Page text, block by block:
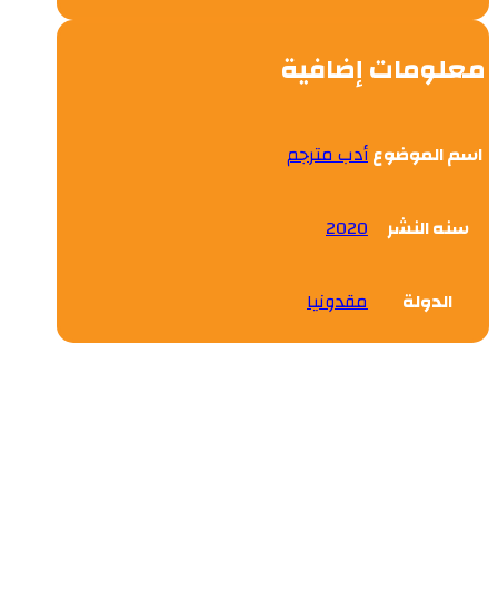
معلومات إضافية
اسم الموضوعأدب مترجم
سنه النشر 2020
الدولة مقدونيا